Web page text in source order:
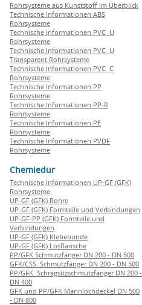
Rohrsysteme aus Kunststoff im Überblick
Technische Informationen ABS
Rohrsysteme
Technische Informationen PVC U
Rohrsysteme
Technische Informationen PVC U
Transparent Rohrsysteme
Technische Informationen PVC C
Rohrsysteme
Technische Informationen PP
Rohrsysteme
Technische Informationen PP-R
Rohrsysteme
Technische Informationen PE
Rohrsysteme
Technische Informationen PVDF
Rohrsysteme
Chemiedur
Technische Informationen UP-GF (GFK)
Rohrsysteme
UP-GF (GFK) Rohre
UP-GF (GFK) Formteile und Verbindungen
UP-GF-PP (GFK) Formteile und
Verbindungen
UP-GF (GFK) Klebebunde
UP-GF (GFK) Losflansche
PP/GFK Schmutzfänger DN 200 - DN 500
GFK/CSS Schmutzfänger DN 200 - DN 500
PP/GFK Schrägsitzschmutzfänger DN 200 -
DN 400
GFK und PP/GFK Mannlochdeckel DN 500
- DN 800